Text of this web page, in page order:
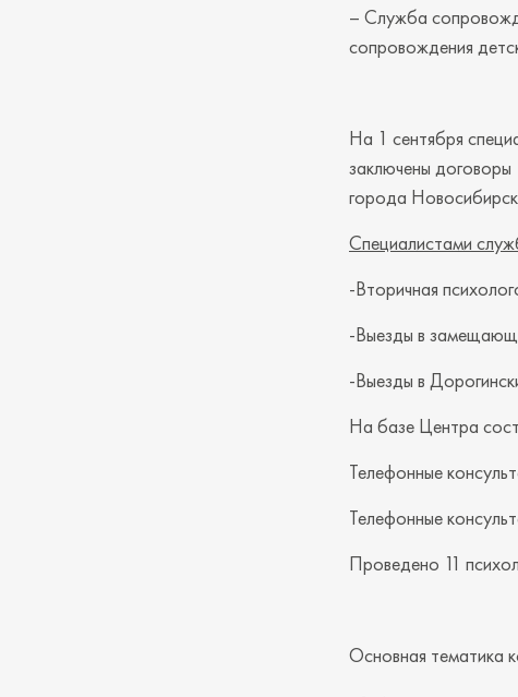
– Служба
сопровождения
На 1 сентября
заключены
города
Специалистами
-Вторичная
-Выезды в
-Выезды в
На базе Центра
Телефонные
Телефонные
Проведено 11
Основная тематика